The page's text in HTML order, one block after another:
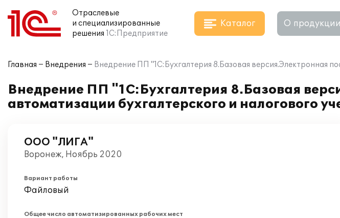
Отраслевые
и специализированные
решения 1С:Предприятие
Каталог О продукции
Главная Внедрения Внедрение ПП "1С:Бухгалтерия 8.Базовая версия.Электронная
Внедрение ПП "1С:Бухгалтерия 8.Базовая
автоматизации бухгалтерского и налогового
ООО "ЛИГА"
Воронеж, Ноябрь 2020
Вариант работы
Файловый
Общее число автоматизированных рабочих мест